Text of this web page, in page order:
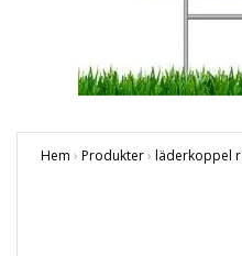
Hem › Produkter› läderkoppel